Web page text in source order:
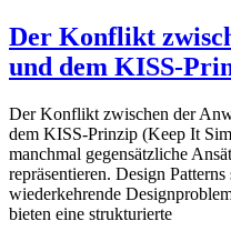
Der Konflikt
und dem KISS-
Der Konflikt zwischen der
dem KISS-Prinzip (Keep It
manchmal gegensätzliche
repräsentieren. Design
wiederkehrende
bieten eine strukturierte